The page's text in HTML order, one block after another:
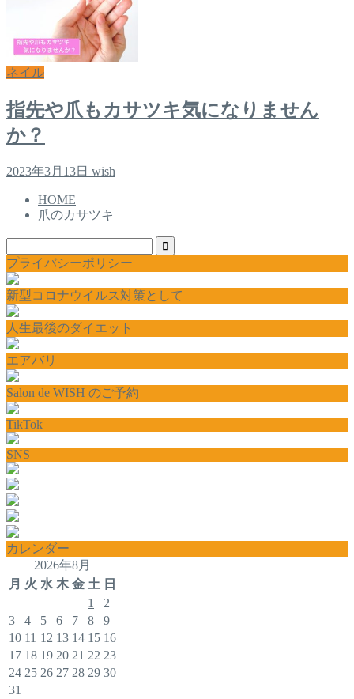
ネイル
指先や爪もカサツキ気になりません
か？
2023年3月13日 wish
HOME
爪のカサツキ
プライバシーポリシー
新型コロナウイルス対策として
人生最後のダイエット
エアバリ
Salon de WISH のご予約
TikTok
SNS
カレンダー
2026年8月
月 火 水 木 金 土 日
1
2
3
4 5 6 7 8
9
10 11 12 13 14 15 16
17 18 19 20 21 22 23
24 25 26 27 28 29 30
31